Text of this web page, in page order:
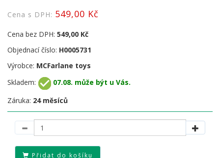
Cena s DPH: 549,00 Kč
Cena bez DPH: 549,00 Kč
Objednací číslo: H0005731
Výrobce: MCFarlane toys
Skladem:
07.08. může být u Vás.
Záruka: 24 měsíců
Přidat do košíku